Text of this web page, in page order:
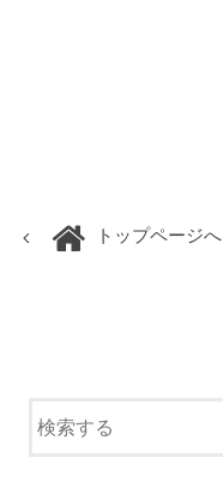
トップページへ